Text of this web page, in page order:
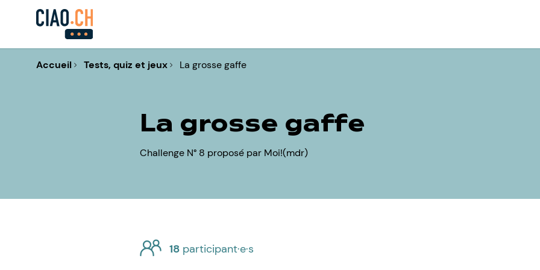
Accueil Tests, quiz et jeux La grosse gaffe
La grosse gaffe
Challenge N° 8 proposé par Moi!(mdr)
18 participant·e·s